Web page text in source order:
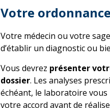
Votre
Votre médecin ou votre
d’établir un diagnostic ou
Vous devrez présenter
dossier. Les analyses
échéant, le laboratoire
votre accord avant de